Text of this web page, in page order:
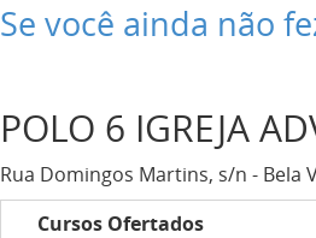
Se você ainda não
POLO 6 IGREJA
Rua Domingos Martins, s/n - Bela
Cursos Ofertados